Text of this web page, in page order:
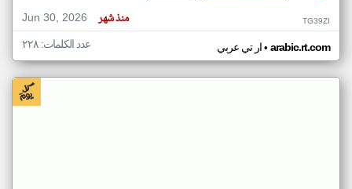
Jun 30, 2026
منذ شهر TG39ZI
ار تي عربي• arabic.rt.com عدد الكلمات: ٢٢٨